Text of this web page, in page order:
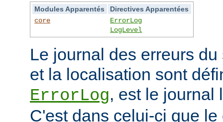
Modules Apparentés
Directives Apparentées
core
ErrorLog
LogLevel
Le journal des erreurs
et la localisation sont
ErrorLog, est le journal
C'est dans celui-ci que